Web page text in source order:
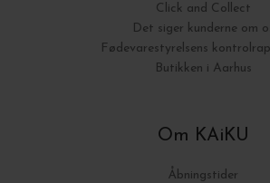
Click and Collect
Det siger kunderne om
Fødevarestyrelsens
Butikken i Aarhus
Om KAiKU
Åbningstider